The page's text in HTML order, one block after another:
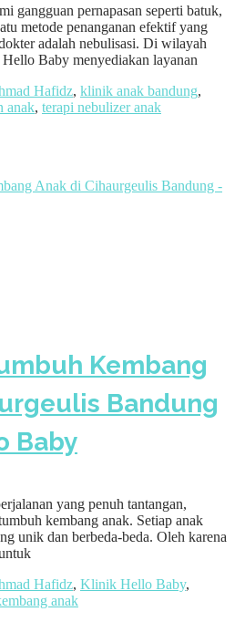
gangguan pernapasan seperti batuk,
metode penanganan efektif yang
adalah nebulisasi. Di wilayah
Baby menyediakan layanan
Hafidz, klinik anak bandung,
anak, terapi nebulizer anak
Kembang
Bandung
Baby
yang penuh tantangan,
kembang anak. Setiap anak
unik dan berbeda-beda. Oleh karena
Hafidz, Klinik Hello Baby,
anak